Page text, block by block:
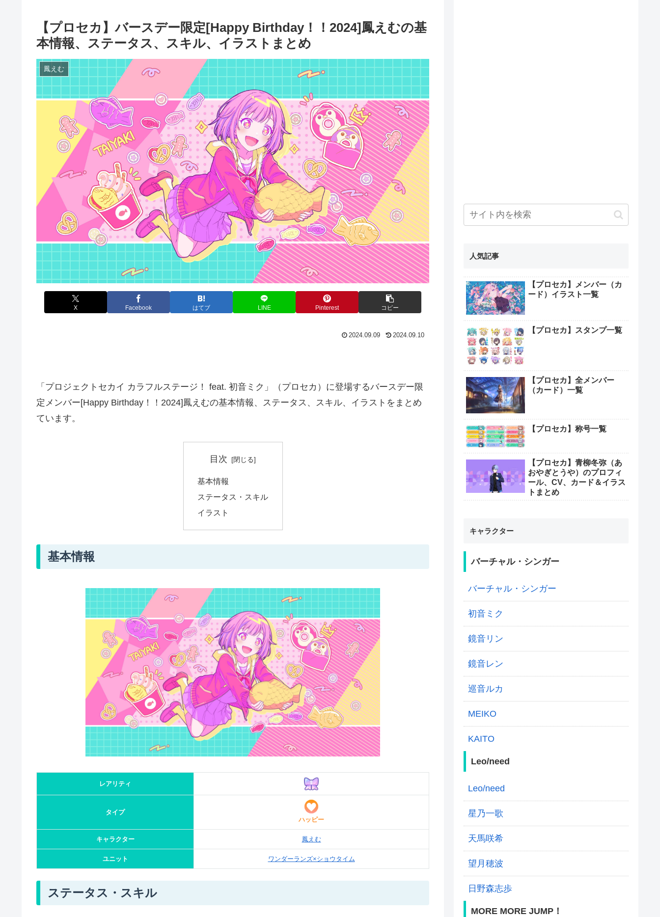
【プロセカ】バースデー限定[Happy Birthday！！2024]鳳えむの基
本情報、ステータス、スキル、イラストまとめ
鳳えむ
X Facebook はてブ LINE Pinterest コピー
2024.09.09 2024.09.10
「プロジェクトセカイ カラフルステージ！ feat. 初音ミク」（プロセカ）に登場するバースデー限
定メンバー[Happy Birthday！！2024]鳳えむの基本情報、ステータス、スキル、イラストをまとめ
ています。
目次
基本情報
ステータス・スキル
イラスト
基本情報
レアリティ
タイプ
ハッピー
キャラクター 鳳えむ
ユニット ワンダーランズ×ショウタイム
ステータス・スキル
人気記事
【プロセカ】メンバー（カ
ード）イラスト一覧
【プロセカ】スタンプ一覧
【プロセカ】全メンバー
（カード）一覧
【プロセカ】称号一覧
【プロセカ】青柳冬弥（あ
おやぎとうや）のプロフィ
ール、CV、カード＆イラス
トまとめ
キャラクター
バーチャル・シンガー
バーチャル・シンガー
初音ミク
鏡音リン
鏡音レン
巡音ルカ
MEIKO
KAITO
Leo/need
Leo/need
星乃一歌
天馬咲希
望月穂波
日野森志歩
MORE MORE JUMP！